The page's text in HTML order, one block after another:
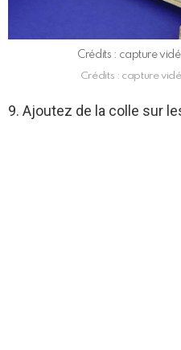
Crédits : capture
Crédits : capture
9. Ajoutez de la colle sur